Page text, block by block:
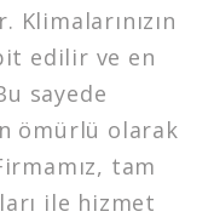
edilir ve en
sayede
ömürlü olarak
tam
ile hizmet